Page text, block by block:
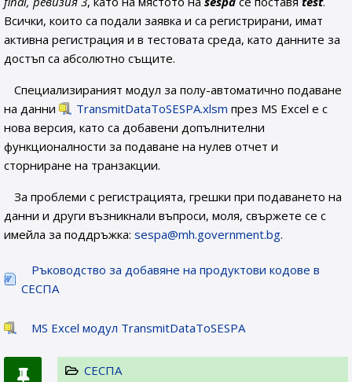
Всички, които са подали заявка и са регистрирани, имат
активна регистрация и в тестовата среда, като данните за
достъп са абсолютно същите.
Специализираният модул за полу-автоматично подаване
на данни
TransmitDataToSESPA.xlsm през MS Excel е с
нова версия, като са добавени допълнителни
функционалности за подаване на нулев отчет и
сторниране на транзакции.
За проблеми с регистрацията, грешки при подаването на
данни и други възникнали въпроси, моля, свържете се с
имейла за поддръжка: sespa@mh.government.bg.
Ръководство за добавяне на продуктови кодове в
СЕСПА
MS Excel модул TransmitDataToSESPA
СЕСПА